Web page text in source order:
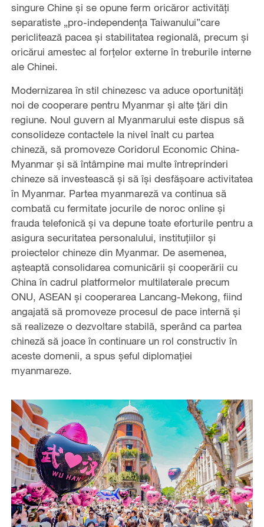
singure Chine și se opune ferm oricăror activități
separatiste „pro-independența Taiwanului”care
periclitează pacea și stabilitatea regională, precum și
oricărui amestec al forțelor externe în treburile interne
ale Chinei.
Modernizarea în stil chinezesc va aduce oportunități
noi de cooperare pentru Myanmar și alte țări din
regiune. Noul guvern al Myanmarului este dispus să
consolideze contactele la nivel înalt cu partea
chineză, să promoveze Coridorul Economic China-
Myanmar și să întâmpine mai multe întreprinderi
chineze să investească și să își desfășoare activitatea
în Myanmar. Partea myanmareză va continua să
combată cu fermitate jocurile de noroc online și
frauda telefonică și va depune toate eforturile pentru a
asigura securitatea personalului, instituțiilor și
proiectelor chineze din Myanmar. De asemenea,
aşteaptă consolidarea comunicării și cooperării cu
China în cadrul platformelor multilaterale precum
ONU, ASEAN și cooperarea Lancang-Mekong, fiind
angajată să promoveze procesul de pace internă și
să realizeze o dezvoltare stabilă, sperând ca partea
chineză să joace în continuare un rol constructiv în
aceste domenii, a spus şeful diplomaţiei
myanmareze.